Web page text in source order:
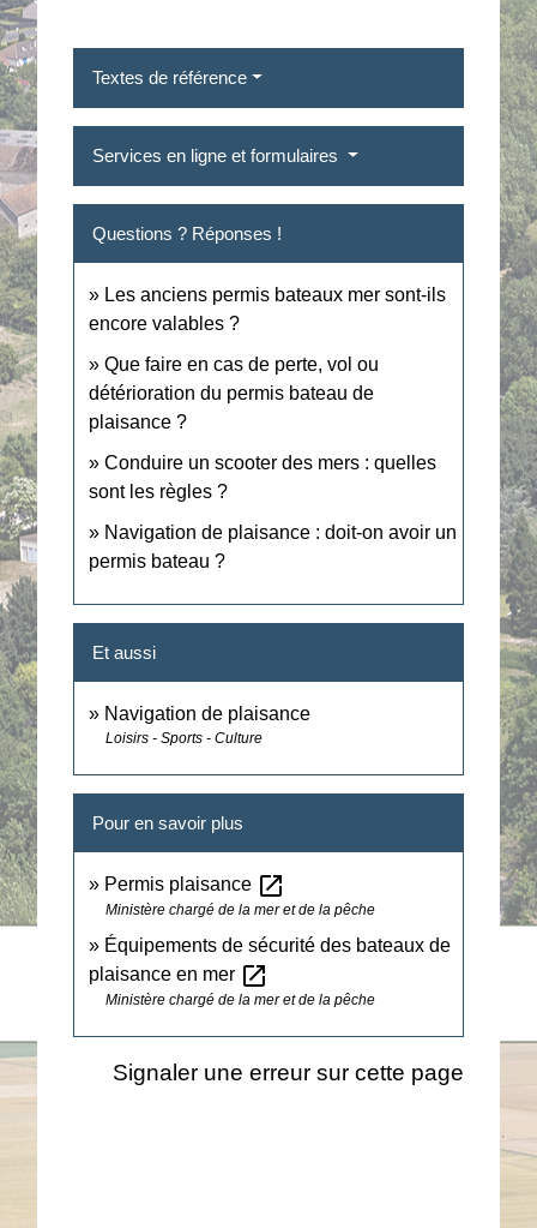
Textes de référence
Services en ligne et formulaires
Questions ? Réponses !
Les anciens permis bateaux mer sont-ils
encore valables ?
Que faire en cas de perte, vol ou
détérioration du permis bateau de
plaisance ?
Conduire un scooter des mers : quelles
sont les règles ?
Navigation de plaisance : doit-on avoir un
permis bateau ?
Et aussi
Navigation de plaisance
Loisirs - Sports - Culture
Pour en savoir plus
Permis plaisance open_in_new
Ministère chargé de la mer et de la pêche
Équipements de sécurité des bateaux de
plaisance en mer open_in_new
Ministère chargé de la mer et de la pêche
Signaler une erreur sur cette page